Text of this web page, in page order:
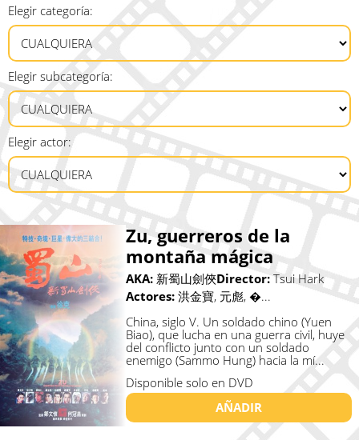
Elegir categoría:
Elegir subcategoría:
Elegir actor:
Zu, guerreros de la
montaña mágica
AKA: 新蜀山劍俠Director: Tsui Hark
Actores: 洪金寶, 元彪, �...
China, siglo V. Un soldado chino (Yuen
Biao), que lucha en una guerra civil, huye
del conflicto junto con un soldado
enemigo (Sammo Hung) hacia la mí...
Disponible solo en DVD
AÑADIR